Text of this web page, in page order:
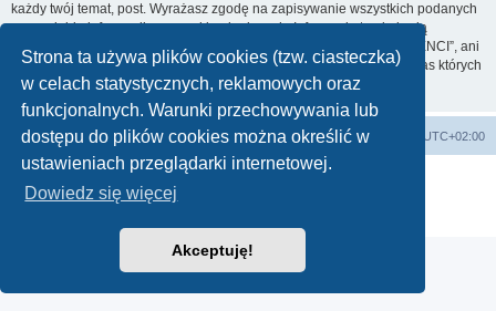
Strona ta używa plików cookies (tzw. ciasteczka)
w celach statystycznych, reklamowych oraz
funkcjonalnych. Warunki przechowywania lub
dostępu do plików cookies można określić w
ustawieniach przeglądarki internetowej.
Dowiedz się więcej
Akceptuję!
każdy twój temat, post. Wyrażasz zgodę na zapisywanie wszystkich podanych
przez ciebie informacji w naszej bazie danych. Informacje te nie będą
przekazywane nikomu bez twojej zgody, ale ani „POLSCY RECENZENCI”, ani
phpBB nie ponosi odpowiedzialności za włamania do witryny, podczas których
może dojść do kradzieży danych.
Strona główna Strefa czasowa UTC+02:00
Usuń ciasteczka witryny
Technologię dostarcza
® Forum Software © phpBB Limited
Polski pakiet językowy dostarcza